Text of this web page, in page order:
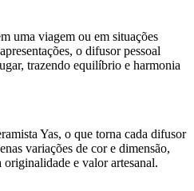
uma viagem ou em situações
o difusor pessoal
trazendo equilíbrio e harmonia
Yas, o que torna cada difusor
variações de cor e dimensão,
originalidade e valor artesanal.